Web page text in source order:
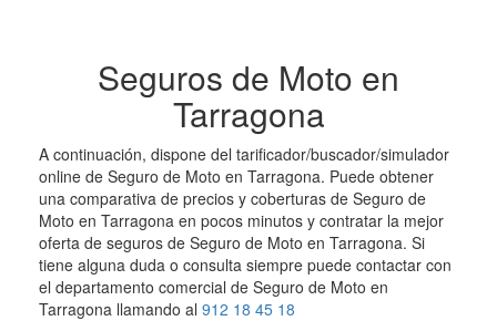
Seguros de Moto en
Tarragona
A continuación, dispone del tarificador/buscador/simulador
online de Seguro de Moto en Tarragona. Puede obtener
una comparativa de precios y coberturas de Seguro de
Moto en Tarragona en pocos minutos y contratar la mejor
oferta de seguros de Seguro de Moto en Tarragona. Si
tiene alguna duda o consulta siempre puede contactar con
el departamento comercial de Seguro de Moto en
Tarragona llamando al 912 18 45 18